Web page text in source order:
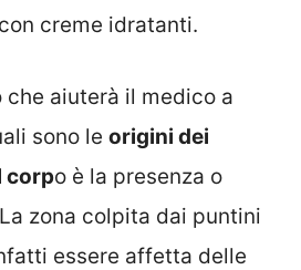
creme idratanti.
che aiuterà il medico a
sono le origini dei
corpo è la presenza o
zona colpita dai puntini
essere affetta delle